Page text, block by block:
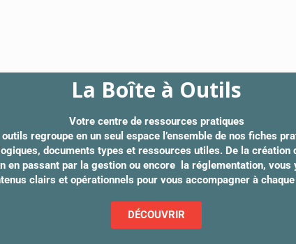
La Boîte à Outils
Votre centre de ressources pratiques
regroupe en un seul espace l’ensemble de nos fiches
documents types et ressources utiles. De la création
en passant par la gestion ou encore la réglementation, vous
clairs et opérationnels pour vous accompagner à
DÉCOUVRIR